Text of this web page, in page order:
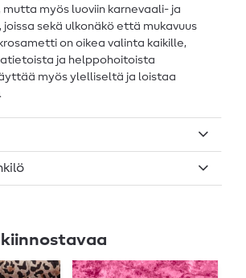
mutta myös luoviin karnevaali- ja
joissa sekä ulkonäkö että mukavuus
on oikea valinta kaikille,
ja helppohoitoista
myös ylelliseltä ja loistaa
kiinnostavaa